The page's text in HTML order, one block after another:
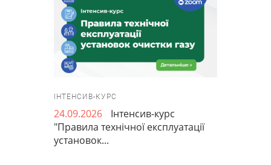
ІНТЕНСИВ-КУРС
24.09.2026
Інтенсив-курс
"Правила технічної експлуатації
установок...